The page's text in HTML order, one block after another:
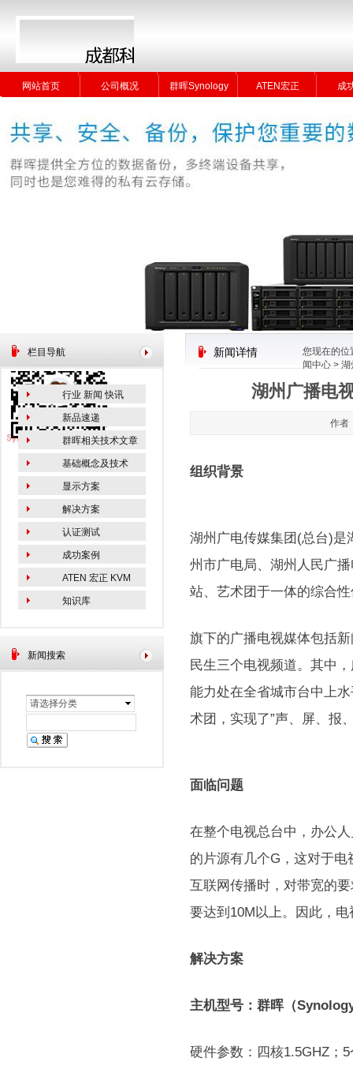
网站首页 公司概况 群晖Synology ATEN宏正 成
网站首页 公司概况 群晖Synology ATEN宏正 成
新闻详情
您现在的位
闻中心 > 湖
新闻搜索
请选择分类
栏目导航
行业 新闻 快讯
新品速递
群晖相关技术文章
基础概念及技术
显示方案
解决方案
认证测试
成功案例
ATEN 宏正 KVM
知识库
湖州广播电
作者
组织背景
湖州广电传媒集团(总台)是
州市广电局、湖州人民广
站、艺术团于一体的综合
旗下的广播电视媒体包括
民生三个电视频道。其中
能力处在全省城市台中上
术团，实现了”声、屏、报
面临问题
在整个电视总台中，办公
的片源有几个G，这对于
互联网传播时，对带宽的
要达到10M以上。因此，
解决方案
主机型号：群晖（
硬件参数：四核1.5GHZ；